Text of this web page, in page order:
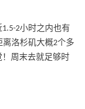
2小时之内也有
离洛杉矶大概2个多
周末去就足够时